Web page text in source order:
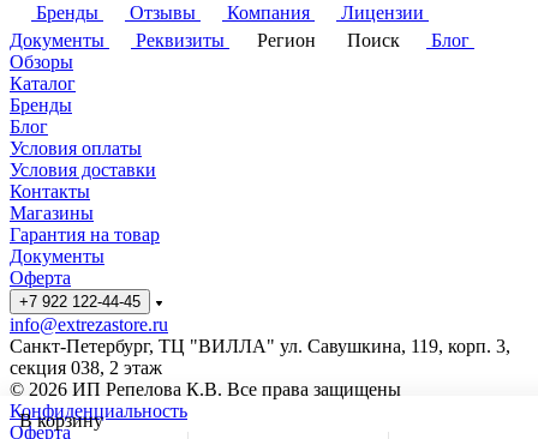
В корзину
Бренды
Отзывы Компания
Лицензии
Документы
Реквизиты Регион Поиск
Блог
Обзоры
Каталог
Бренды
Блог
Условия оплаты
Условия доставки
Контакты
Магазины
Гарантия на товар
Документы
Оферта
+7 922 122-44-45
info@extrezastore.ru
Санкт-Петербург, ТЦ "ВИЛЛА" ул. Савушкина, 119, корп. 3,
секция 038, 2 этаж
© 2026 ИП Репелова К.В. Все права защищены
Конфиденциальность
Оферта